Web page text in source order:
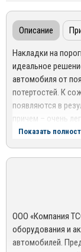
Описание
Накладки на
идеальное
автомобиля от
потертостей. К
появляются в
причем – очень
вследствие
Накладки на
среди
завершенности и
При
которые
Показать
ООО «Компания
оборудования и
автомобилей.